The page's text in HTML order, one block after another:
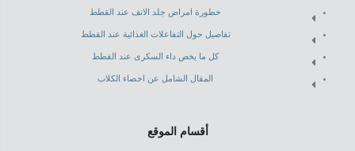
خطورة امراض جلد الانف عند القطط
تفاصيل حول التفاعلات الغذائية عند القطط
كل ما يخص داء السكرى عند القطط
المقال الشامل عن اخصاء الكلاب
أقسام الموقع